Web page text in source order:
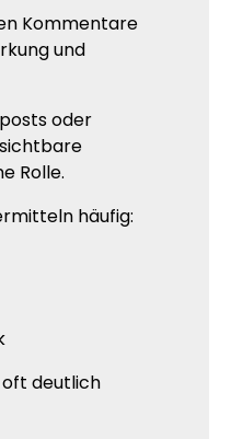
Kommentare
und
oder
Rolle.
häufig:
deutlich